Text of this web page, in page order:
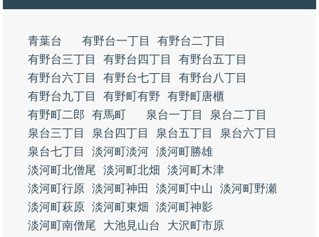
青葉台 有野台一丁目
有野台二丁目
有野台三丁目
有野台四丁目
有野台五丁目
有野台六丁目
有野台七丁目
有野台八丁目
有野台九丁目
有野町有野
有野町唐櫃
有野町二郎
有馬町 泉台一丁目
泉台二丁目
泉台三丁目
泉台四丁目 泉台五丁目
泉台六丁目
泉台七丁目
淡河町淡河 淡河町勝雄
淡河町北僧尾
淡河町北畑
淡河町木津
淡河町行原 淡河町神田 淡河町中山
淡河町野瀬
淡河町萩原 淡河町東畑
淡河町神影
淡河町南僧尾
大池見山台
大沢町市原